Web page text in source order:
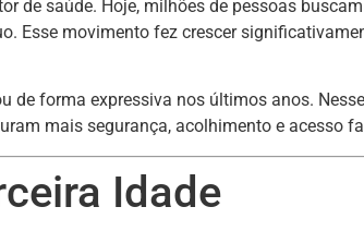
de saúde. Hoje, milhões de pessoas
Esse movimento fez crescer
de forma expressiva nos últimos anos.
mais segurança, acolhimento e acesso
Idade